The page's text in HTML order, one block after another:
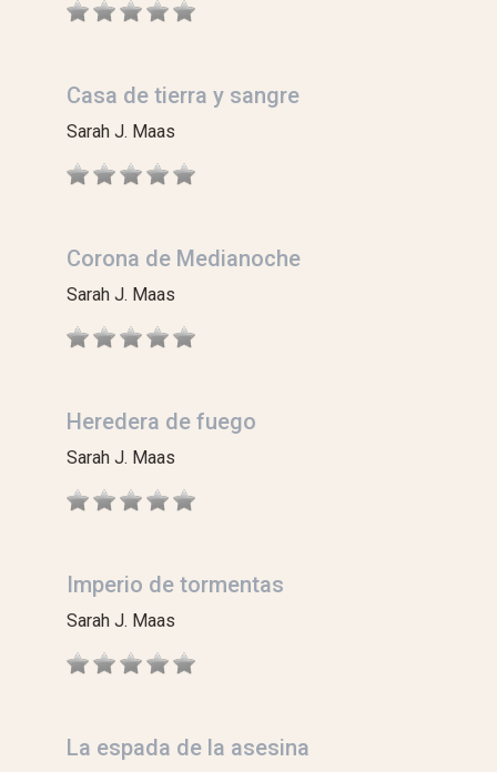
Casa de tierra y sangre
Sarah J. Maas
Corona de Medianoche
Sarah J. Maas
Heredera de fuego
Sarah J. Maas
Imperio de tormentas
Sarah J. Maas
La espada de la asesina